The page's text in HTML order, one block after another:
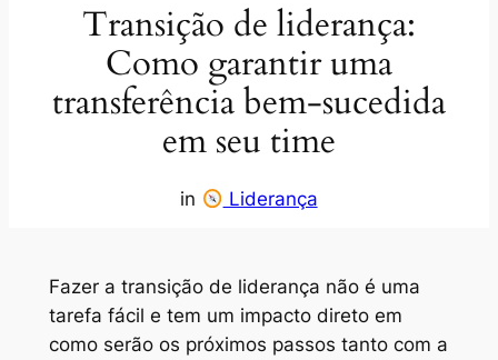
Transição de liderança:
Como garantir uma
transferência bem-sucedida
em seu time
in Liderança
Fazer a transição de liderança não é uma
tarefa fácil e tem um impacto direto em
como serão os próximos passos tanto com a